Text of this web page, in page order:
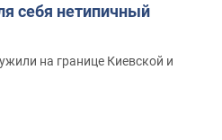
себя нетипичный
на границе Киевской и